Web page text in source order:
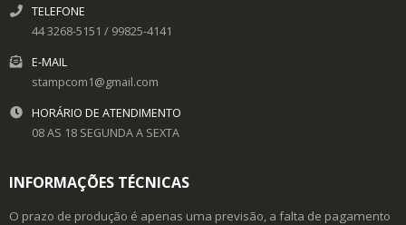
TELEFONE
44 3268-5151 / 99825-4141
E-MAIL
stampcom1@gmail.com
HORÁRIO DE ATENDIMENTO
08 AS 18 SEGUNDA A SEXTA
INFORMAÇÕES TÉCNICAS
O prazo de produção é apenas uma previsão, a falta de pagamento